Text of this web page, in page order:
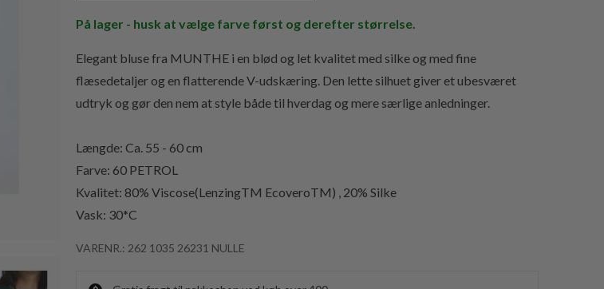
På lager - husk at vælge farve først og derefter størrelse.
Elegant bluse fra MUNTHE i en blød og let kvalitet med silke og med fine
flæsedetaljer og en flatterende V-udskæring. Den lette silhuet giver et ubesværet
udtryk og gør den nem at style både til hverdag og mere særlige anledninger.
Længde: Ca. 55 - 60 cm
Farve: 60 PETROL
Kvalitet: 80% Viscose(LenzingTM EcoveroTM) , 20% Silke
Vask: 30*C
VARENR.: 262 1035 26231 NULLE